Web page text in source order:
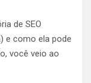
de SEO
e como ela pode
você veio ao